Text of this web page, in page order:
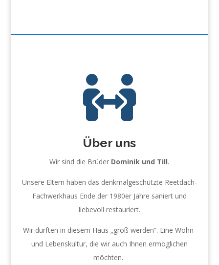

Über uns
Wir sind die Brüder Dominik und Till.
Unsere Eltern haben das denkmalgeschützte Reetdach-
Fachwerkhaus Ende der 1980er Jahre saniert und
liebevoll restauriert.
Wir durften in diesem Haus „groß werden“. Eine Wohn-
und Lebenskultur, die wir auch Ihnen ermöglichen
möchten.